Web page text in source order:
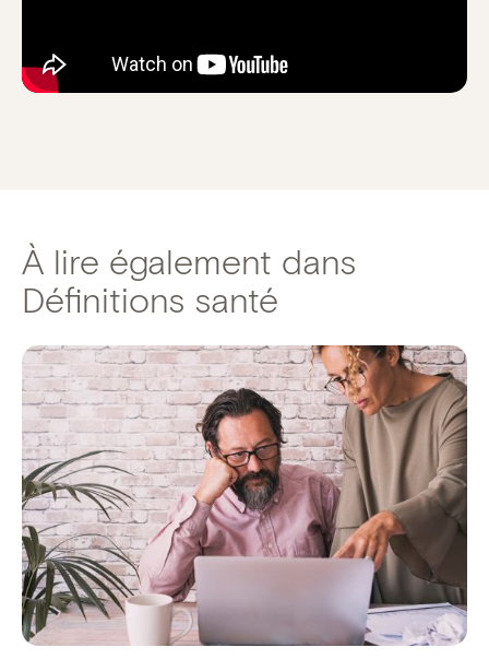
À lire également dans
Définitions santé